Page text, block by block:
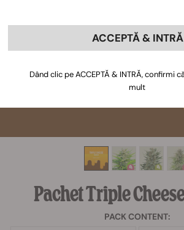
Pachet Triple
PACK CONTENT:
ACCEPTĂ & INTRĂ
Dând clic pe ACCEPTĂ & INTRĂ, confirmi
mult